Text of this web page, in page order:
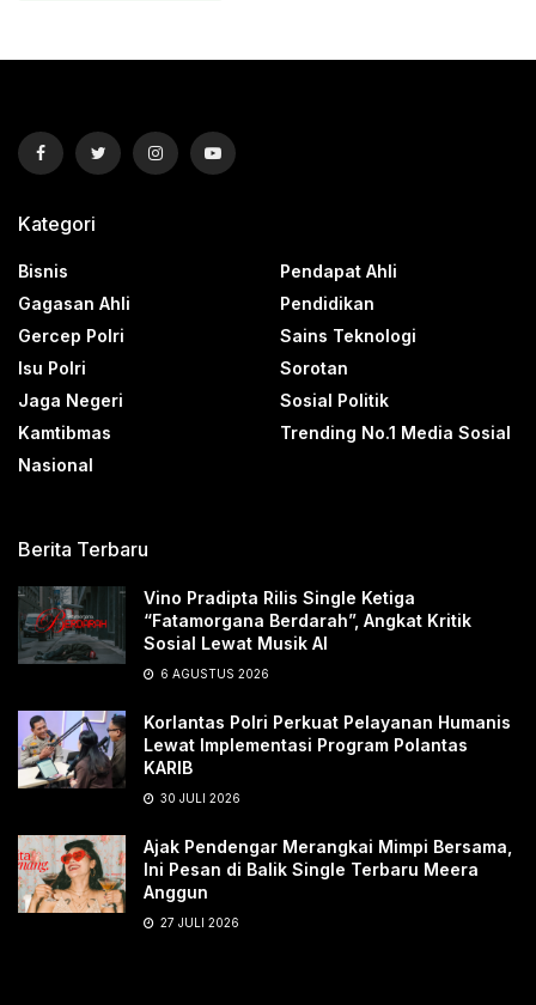
Kategori
Bisnis
Gagasan Ahli
Gercep Polri
Isu Polri
Jaga Negeri
Kamtibmas
Nasional
Pendapat Ahli
Pendidikan
Sains Teknologi
Sorotan
Sosial Politik
Trending No.1 Media Sosial
Berita Terbaru
Vino Pradipta Rilis Single Ketiga
“Fatamorgana Berdarah”, Angkat Kritik
Sosial Lewat Musik AI
6 AGUSTUS 2026
Korlantas Polri Perkuat Pelayanan Humanis
Lewat Implementasi Program Polantas
KARIB
30 JULI 2026
Ajak Pendengar Merangkai Mimpi Bersama,
Ini Pesan di Balik Single Terbaru Meera
Anggun
27 JULI 2026